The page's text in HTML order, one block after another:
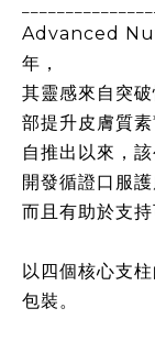
Advanced
年，
其靈感來自突
部提升皮膚質素
自推出以來，
開發循證口服
而且有助於支持
以四個核心支
包裝。